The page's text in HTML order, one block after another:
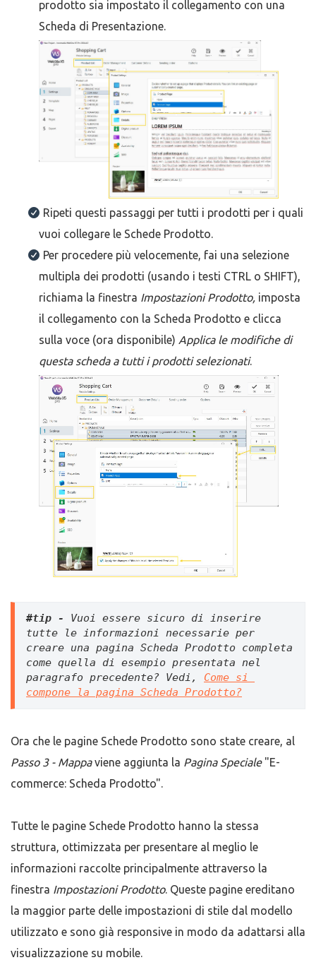
prodotto sia impostato il collegamento con una
Scheda di Presentazione.
Ripeti questi passaggi per tutti i prodotti per i quali
vuoi collegare le Schede Prodotto.
Per procedere più velocemente, fai una selezione
multipla dei prodotti (usando i testi CTRL o SHIFT),
richiama la finestra Impostazioni Prodotto, imposta
il collegamento con la Scheda Prodotto e clicca
sulla voce (ora disponibile) Applica le modifiche di
questa scheda a tutti i prodotti selezionati.
#tip -
Vuoi essere sicuro di inserire
tutte le informazioni necessarie per
creare una pagina Scheda Prodotto completa
come quella di esempio presentata nel
paragrafo precedente? Vedi, Come si
compone la pagina Scheda Prodotto?
Ora che le pagine Schede Prodotto sono state creare, al
Passo 3 - Mappaviene aggiunta la Pagina Speciale"E-
commerce: Scheda Prodotto".
Tutte le pagine Schede Prodotto hanno la stessa
struttura, ottimizzata per presentare al meglio le
informazioni raccolte principalmente attraverso la
finestra Impostazioni Prodotto. Queste pagine ereditano
la maggior parte delle impostazioni di stile dal modello
utilizzato e sono già responsive in modo da adattarsi alla
visualizzazione su mobile.